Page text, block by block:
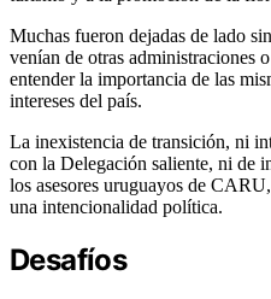
Muchas fueron dejadas de lado
venían de otras administraciones
entender la importancia de las
intereses del país.
La inexistencia de transición, ni
con la Delegación saliente, ni de
los asesores uruguayos de
una intencionalidad política.
Desafíos